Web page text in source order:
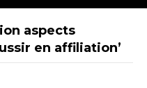
aspects
en affiliation’